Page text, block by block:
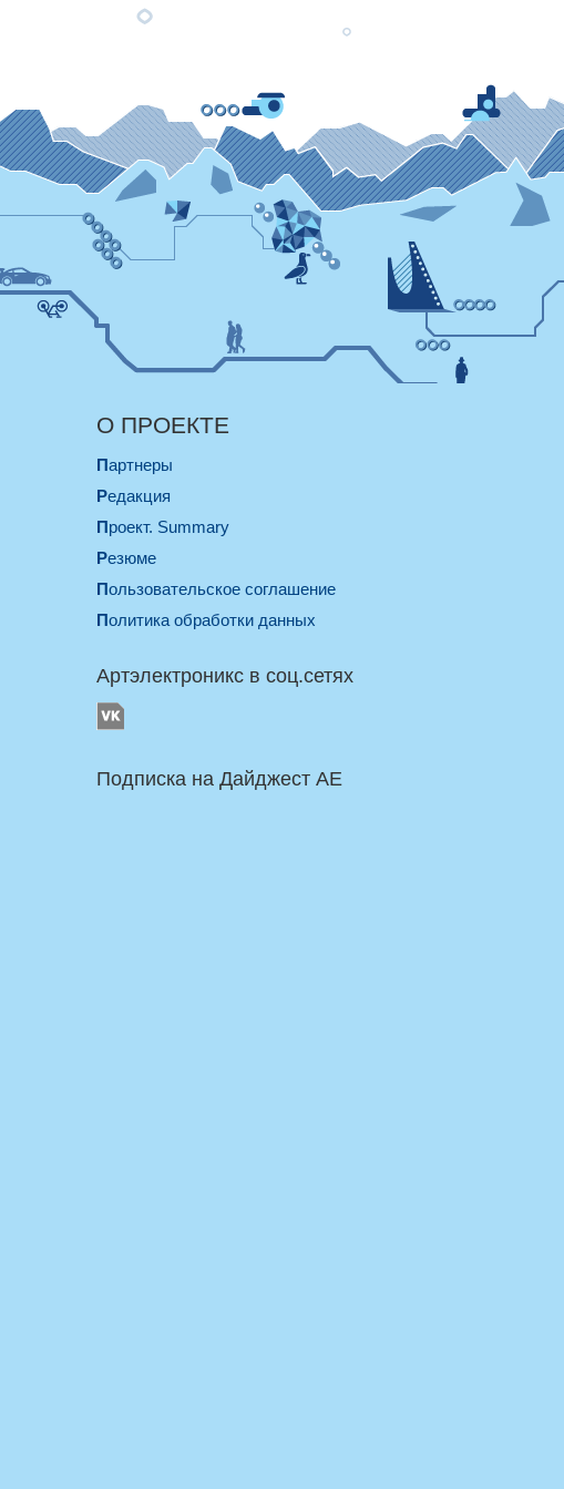
О ПРОЕКТЕ
Партнеры
Редакция
Проект. Summary
Резюме
Пользовательское соглашение
Политика обработки данных
Артэлектроникс в соц.сетях
Подписка на Дайджест AE